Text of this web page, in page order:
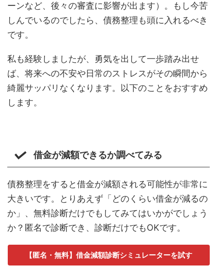
ーンなど、後々の審査に影響が出ます）。もし今苦
しんでいるのでしたら、債務整理も頭に入れるべき
です。
私も経験しましたが、勇気を出して一歩踏み出せ
ば、将来への不安や日常のストレスがその瞬間から
綺麗サッパリなくなります。以下のことをおすすめ
します。
借金が減額できるか調べてみる
債務整理をすると借金が減額される可能性が非常に
大きいです。とりあえず「どのくらい借金が減るの
か」、無料診断だけでもしてみてはいかがでしょう
か？匿名で診断でき、診断だけでもOKです。
【匿名・無料】借金減額診断シミュレーターを試す